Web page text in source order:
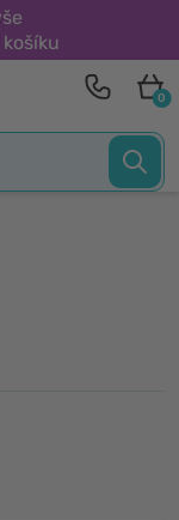
košíku
0